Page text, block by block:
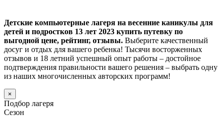
Детские компьютерные лагеря на весенние каникулы для
детей и подростков 13 лет 2023 купить путевку по
выгодной цене, рейтинг, отзывы. Выберите качественный
досуг и отдых для вашего ребенка! Тысячи восторженных
отзывов и 18 летний успешный опыт работы – достойное
подтверждения правильности вашего решения – выбрать одну
из наших многочисленных авторских программ!
×
Подбор лагеря
Сезон